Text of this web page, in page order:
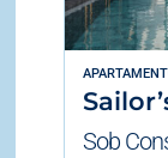
Sob